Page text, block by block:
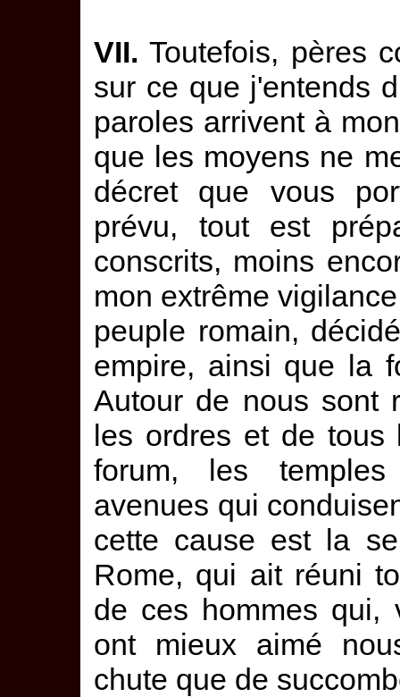
VII. Toutefois, pères
sur ce que j'entends
paroles arrivent à
que les moyens ne
décret que vous
prévu, tout est
conscrits, moins
mon extrême
peuple romain,
empire, ainsi que la
Autour de nous sont
les ordres et de
forum, les
avenues qui
cette cause est la
Rome, qui ait réuni
de ces hommes qui,
ont mieux aimé
chute que de